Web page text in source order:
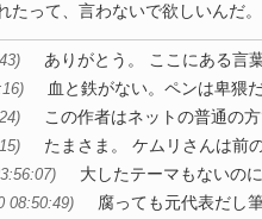
って、言わないで欲しいんだ
ありがとう。 ここにある言
血と鉄がない。ペンは卑猥
この作者はネットの普通の
たまさま。 ケムリさんは前
大したテーマもないの
08:50:49) 腐っても元代表だし